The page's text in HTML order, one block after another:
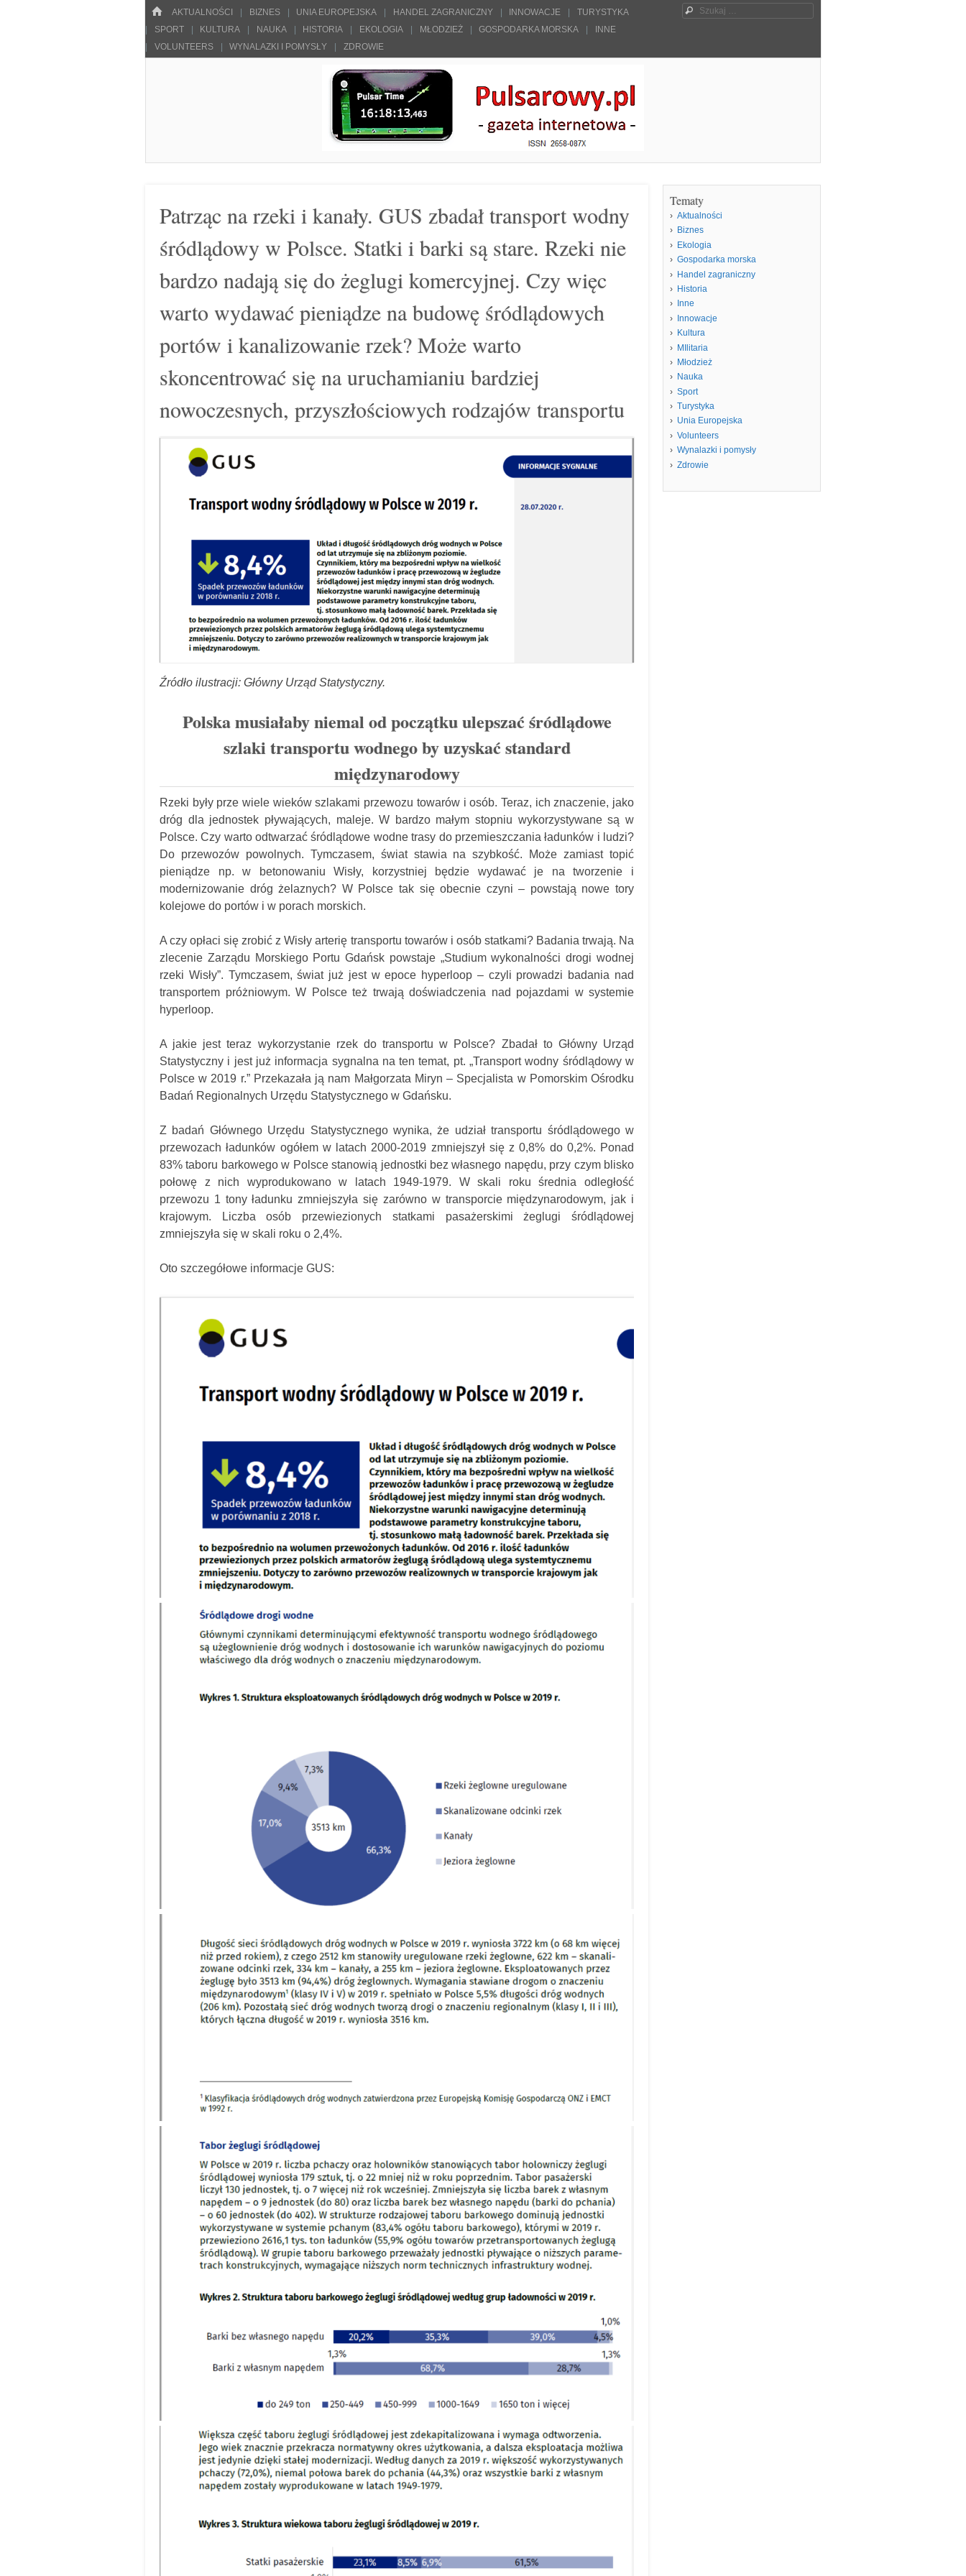
HOME
Menu
SKOCZ DO TREŚCI
AKTUALNOŚCI BIZNES UNIA EUROPEJSKA HANDEL ZAGRANICZNY INNOWACJE
TURYSTYKA
SPORT
KULTURA NAUKA HISTORIA EKOLOGIA MŁODZIEŻ GOSPODARKA MORSKA
INNE
VOLUNTEERS
WYNALAZKI I POMYSŁY ZDROWIE
Szukaj
Patrząc na rzeki i kanały. GUS zbadał transport wodny
śródlądowy w Polsce. Statki i barki są stare. Rzeki nie
bardzo nadają się do żeglugi komercyjnej. Czy więc
warto wydawać pieniądze na budowę śródlądowych
portów i kanalizowanie rzek? Może warto
skoncentrować się na uruchamianiu bardziej
nowoczesnych, przyszłościowych rodzajów transportu
Źródło ilustracji: Główny Urząd Statystyczny.
Polska musiałaby niemal od początku ulepszać śródlądowe
szlaki transportu wodnego by uzyskać standard
międzynarodowy
Rzeki były prze wiele wieków szlakami przewozu towarów i osób. Teraz, ich znaczenie, jako
dróg dla jednostek pływających, maleje. W bardzo małym stopniu wykorzystywane są w
Polsce. Czy warto odtwarzać śródlądowe wodne trasy do przemieszczania ładunków i ludzi?
Do przewozów powolnych. Tymczasem, świat stawia na szybkość. Może zamiast topić
pieniądze np. w betonowaniu Wisły, korzystniej będzie wydawać je na tworzenie i
modernizowanie dróg żelaznych? W Polsce tak się obecnie czyni – powstają nowe tory
kolejowe do portów i w porach morskich.
A czy opłaci się zrobić z Wisły arterię transportu towarów i osób statkami? Badania trwają. Na
zlecenie Zarządu Morskiego Portu Gdańsk powstaje „Studium wykonalności drogi wodnej
rzeki Wisły”. Tymczasem, świat już jest w epoce hyperloop – czyli prowadzi badania nad
transportem próżniowym. W Polsce też trwają doświadczenia nad pojazdami w systemie
hyperloop.
A jakie jest teraz wykorzystanie rzek do transportu w Polsce? Zbadał to Główny Urząd
Statystyczny i jest już informacja sygnalna na ten temat, pt. „Transport wodny śródlądowy w
Polsce w 2019 r.” Przekazała ją nam Małgorzata Miryn – Specjalista w Pomorskim Ośrodku
Badań Regionalnych Urzędu Statystycznego w Gdańsku.
Z badań Głównego Urzędu Statystycznego wynika, że udział transportu śródlądowego w
przewozach ładunków ogółem w latach 2000-2019 zmniejszył się z 0,8% do 0,2%. Ponad
83% taboru barkowego w Polsce stanowią jednostki bez własnego napędu, przy czym blisko
połowę z nich wyprodukowano w latach 1949-1979. W skali roku średnia odległość
przewozu 1 tony ładunku zmniejszyła się zarówno w transporcie międzynarodowym, jak i
krajowym. Liczba osób przewiezionych statkami pasażerskimi żeglugi śródlądowej
zmniejszyła się w skali roku o 2,4%.
Oto szczegółowe informacje GUS:
Tematy
Aktualności
Biznes
Ekologia
Gospodarka morska
Handel zagraniczny
Historia
Inne
Innowacje
Kultura
MIlitaria
Młodzież
Nauka
Sport
Turystyka
Unia Europejska
Volunteers
Wynalazki i pomysły
Zdrowie